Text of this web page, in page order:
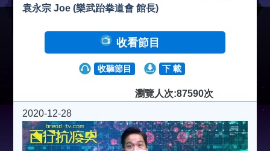
袁永宗 Joe (樂武跆拳道會 館長)
收看節目
收聽節目 下 載
瀏覽人次:87590次
2020-12-28